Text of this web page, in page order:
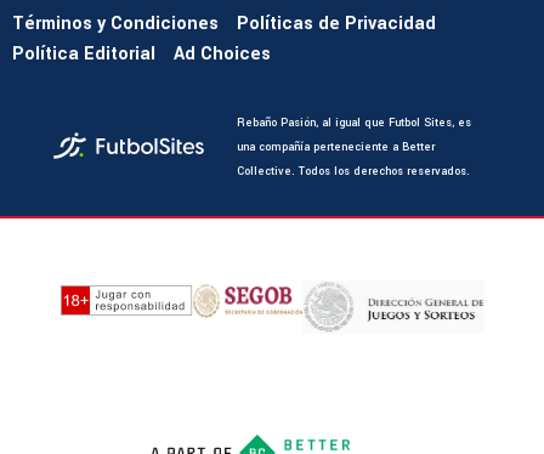
Términos y Condiciones
Políticas de Privacidad
Política Editorial
Ad Choices
Rebaño Pasión, al igual que Futbol Sites, es
una compañía perteneciente a Better
Collective. Todos los derechos reservados.